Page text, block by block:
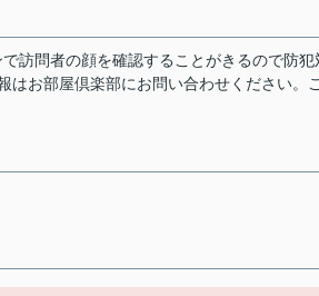
訪問者の顔を確認することがきるので防犯
はお部屋倶楽部にお問い合わせください。